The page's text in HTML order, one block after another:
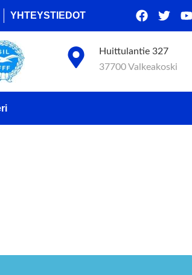
YHTEYSTIEDOT
Huittulantie 327
37700 Valkeakoski